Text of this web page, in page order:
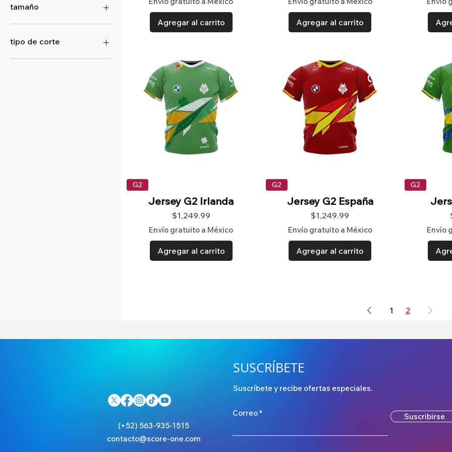
Tshirt Downtown
Tshirt Mexico Night
tamaño
CH
L
otro
tipo de corte
Hombre
Agregar al carrito Agregar al carrito
G2
Jersey G2 Irlanda
Precio
$1,249.99
Envío gratuito a México
Agregar al carrito
G2
Jersey G2 España
Precio
$1,249.99
Envío gratuito a México
Agregar al carrito
G2
Envío
1 2
(+52) 563-935-1515
contacto@score-one.com
SUSCRÍBETE
Suscríbete y recibe ofertas especiales.
Correo Suscribirse